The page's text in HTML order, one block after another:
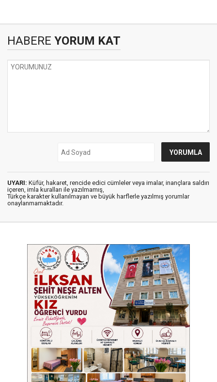
HABERE YORUM KAT
UYARI: Küfür, hakaret, rencide edici cümleler veya imalar, inançlara saldırı
içeren, imla kuralları ile yazılmamış,
Türkçe karakter kullanılmayan ve büyük harflerle yazılmış yorumlar
onaylanmamaktadır.